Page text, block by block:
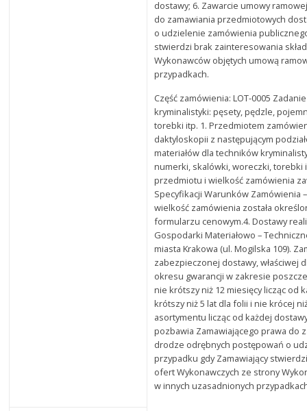
dostawy; 6. Zawarcie umowy
do zamawiania przedmiotowych
o udzielenie zamówienia
stwierdzi brak zainteresowania
Wykonawców objętych umową
przypadkach.
Część zamówienia: LOT-0005
kryminalistyki: pęsety, pędzle,
torebki itp. 1. Przedmiotem
daktyloskopii z następującym
materiałów dla techników
numerki, skalówki, woreczki, torebki
przedmiotu i wielkość zamówienia
Specyfikacji Warunków Zamówienia
wielkość zamówienia została
formularzu cenowym.4. Dostawy
Gospodarki Materiałowo –
miasta Krakowa (ul. Mogilska 109).
zabezpieczonej dostawy, właściwej
okresu gwarancji w zakresie
nie krótszy niż 12 miesięcy licząc od
krótszy niż 5 lat dla folii i nie krócej
asortymentu licząc od każdej
pozbawia Zamawiającego prawa do
drodze odrębnych postępowań o
przypadku gdy Zamawiający
ofert Wykonawczych ze strony
w innych uzasadnionych